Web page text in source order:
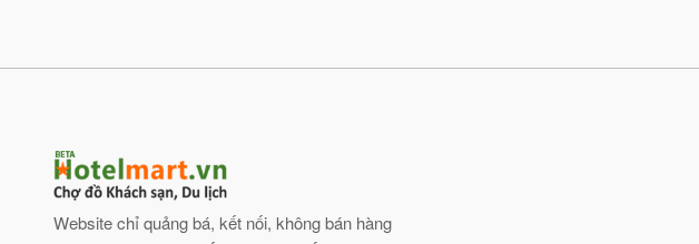
Website chỉ quảng bá, kết nối, không bán hàng